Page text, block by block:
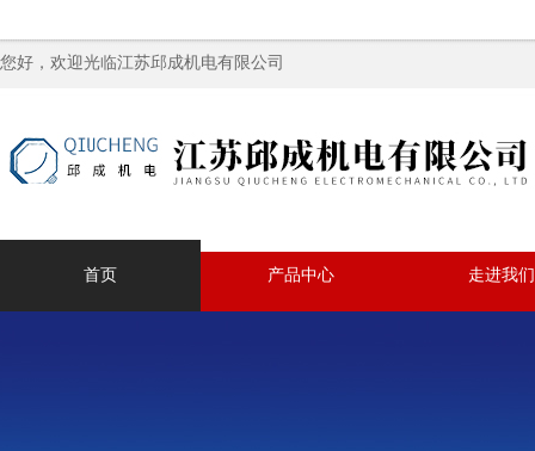
您好，欢迎光临江苏邱成机电有限公司
首页 产品中心 走进我们